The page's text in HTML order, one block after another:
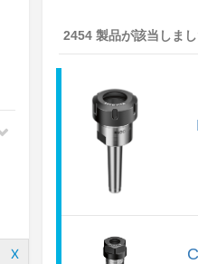
Х
2454 製品が該当しま